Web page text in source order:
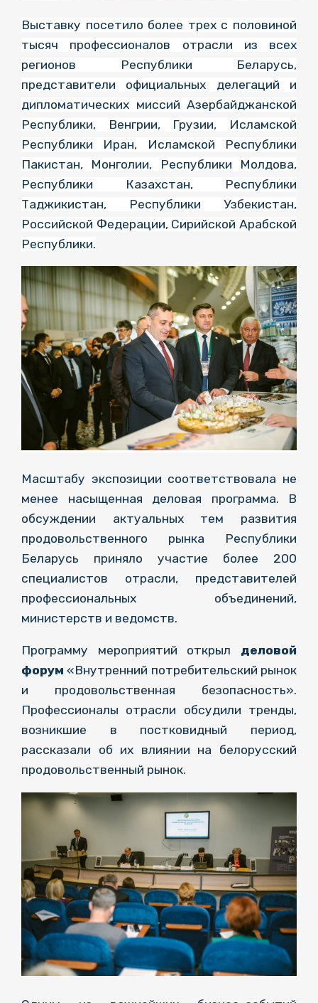
Выставку посетило более трех с половиной
тысяч профессионалов отрасли из всех
регионов Республики Беларусь,
представители официальных делегаций и
дипломатических миссий Азербайджанской
Республики, Венгрии, Грузии, Исламской
Республики Иран, Исламской Республики
Пакистан, Монголии, Республики Молдова,
Республики Казахстан, Республики
Таджикистан, Республики Узбекистан,
Российской Федерации, Сирийской Арабской
Республики.
Масштабу экспозиции соответствовала не
менее насыщенная деловая программа. В
обсуждении актуальных тем развития
продовольственного рынка Республики
Беларусь приняло участие более 200
специалистов отрасли, представителей
профессиональных объединений,
министерств и ведомств.
Программу мероприятий открыл деловой
форум «Внутренний потребительский рынок
и продовольственная безопасность».
Профессионалы отрасли обсудили тренды,
возникшие в постковидный период,
рассказали об их влиянии на белорусский
продовольственный рынок.